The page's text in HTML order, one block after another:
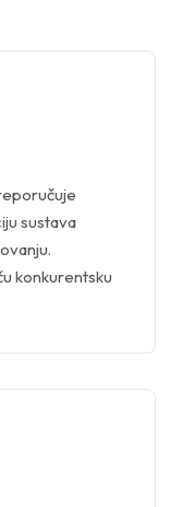
sustava
konkurentsku